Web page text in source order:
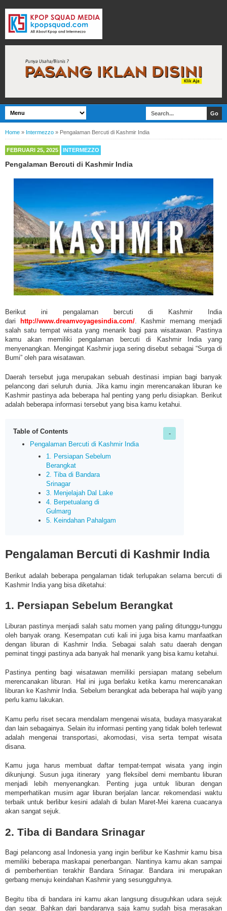
Home » Intermezzo » Pengalaman Bercuti di Kashmir India
FEBRUARI 25, 2025 INTERMEZZO
Pengalaman Bercuti di Kashmir India
Berikut ini pengalaman bercuti di Kashmir India
dari
http://www.dreamvoyagesindia.com/.
Kashmir memang menjadi
salah satu tempat wisata yang menarik bagi para wisatawan. Pastinya
kamu akan memiliki pengalaman bercuti di Kashmir India yang
menyenangkan. Mengingat Kashmir juga sering disebut sebagai “Surga di
Bumi” oleh para wisatawan.
Daerah tersebut juga merupakan sebuah destinasi impian bagi banyak
pelancong dari seluruh dunia. Jika kamu ingin merencanakan liburan ke
Kashmir pastinya ada beberapa hal penting yang perlu disiapkan. Berikut
adalah beberapa informasi tersebut yang bisa kamu ketahui.
Table of Contents
Pengalaman Bercuti di Kashmir India
1. Persiapan Sebelum
Berangkat
2. Tiba di Bandara
Srinagar
3. Menjelajah Dal Lake
4. Berpetualang di
Gulmarg
5. Keindahan Pahalgam
Pengalaman Bercuti di Kashmir India
Berikut adalah beberapa pengalaman tidak terlupakan selama bercuti di
Kashmir India yang bisa diketahui:
1. Persiapan Sebelum Berangkat
Liburan pastinya menjadi salah satu momen yang paling ditunggu-tunggu
oleh banyak orang. Kesempatan cuti kali ini juga bisa kamu manfaatkan
dengan liburan di Kashmir India. Sebagai salah satu daerah dengan
peminat tinggi pastinya ada banyak hal menarik yang bisa kamu ketahui.
Pastinya penting bagi wisatawan memiliki persiapan matang sebelum
merencanakan liburan. Hal ini juga berlaku ketika kamu merencanakan
liburan ke Kashmir India. Sebelum berangkat ada beberapa hal wajib yang
perlu kamu lakukan.
Kamu perlu riset secara mendalam mengenai wisata, budaya masyarakat
dan lain sebagainya. Selain itu informasi penting yang tidak boleh terlewat
adalah mengenai transportasi, akomodasi, visa serta tempat wisata
disana.
Kamu juga harus membuat daftar tempat-tempat wisata yang ingin
dikunjungi. Susun juga itinerary yang fleksibel demi membantu liburan
menjadi lebih menyenangkan. Penting juga untuk liburan dengan
memperhatikan musim agar liburan berjalan lancar. rekomendasi waktu
terbaik untuk berlibur kesini adalah di bulan Maret-Mei karena cuacanya
akan sangat sejuk.
2. Tiba di Bandara Srinagar
Bagi pelancong asal Indonesia yang ingin berlibur ke Kashmir kamu bisa
memiliki beberapa maskapai penerbangan. Nantinya kamu akan sampai
di pemberhentian terakhir Bandara Srinagar. Bandara ini merupakan
gerbang menuju keindahan Kashmir yang sesungguhnya.
Begitu tiba di bandara ini kamu akan langsung disuguhkan udara sejuk
dan segar. Bahkan dari bandaranya saja kamu sudah bisa merasakan